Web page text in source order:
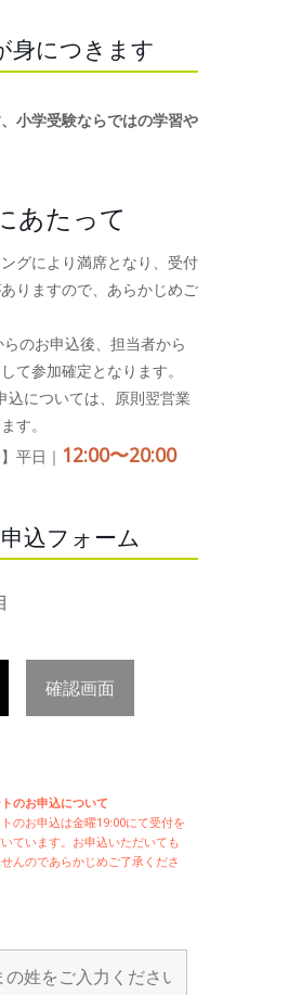
身につきます
小学受験ならではの学習や
あたって
グにより満席となり、受付
りますので、あらかじめご
のお申込後、担当者から
て参加確定となります。
込については、原則翌営業
す。
平日｜ 12:00〜20:00
込フォーム
確認画面
のお申込について
のお申込は金曜19:00にて受付を
ています。お申込いただいても
んのであらかじめご了承くださ